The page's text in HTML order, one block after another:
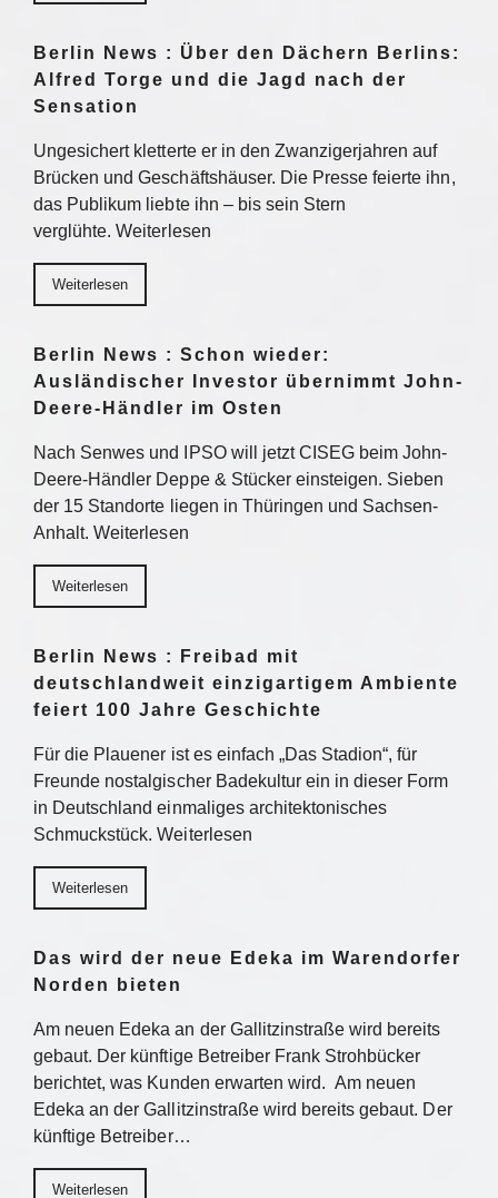
Berlin News : Über den Dächern Berlins:
Alfred Torge und die Jagd nach der
Sensation
Ungesichert kletterte er in den Zwanzigerjahren auf
Brücken und Geschäftshäuser. Die Presse feierte ihn,
das Publikum liebte ihn – bis sein Stern
verglühte. Weiterlesen
Weiterlesen
Berlin News : Schon wieder:
Ausländischer Investor übernimmt John-
Deere-Händler im Osten
Nach Senwes und IPSO will jetzt CISEG beim John-
Deere-Händler Deppe & Stücker einsteigen. Sieben
der 15 Standorte liegen in Thüringen und Sachsen-
Anhalt. Weiterlesen
Weiterlesen
Berlin News : Freibad mit
deutschlandweit einzigartigem Ambiente
feiert 100 Jahre Geschichte
Für die Plauener ist es einfach „Das Stadion“, für
Freunde nostalgischer Badekultur ein in dieser Form
in Deutschland einmaliges architektonisches
Schmuckstück. Weiterlesen
Weiterlesen
Das wird der neue Edeka im Warendorfer
Norden bieten
Am neuen Edeka an der Gallitzinstraße wird bereits
gebaut. Der künftige Betreiber Frank Strohbücker
berichtet, was Kunden erwarten wird. Am neuen
Edeka an der Gallitzinstraße wird bereits gebaut. Der
künftige Betreiber…
Weiterlesen